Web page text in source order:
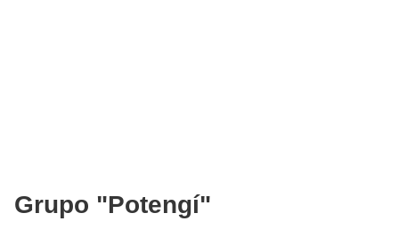
Grupo "Potengí"